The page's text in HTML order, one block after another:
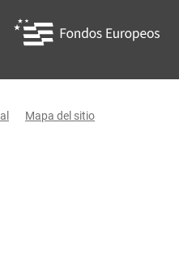
Mapa del sitio